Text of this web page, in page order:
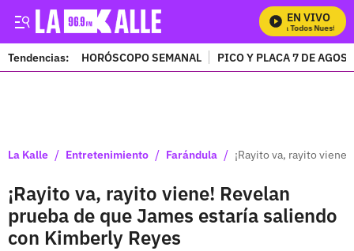
EN VIVO
Mira Todos Nuestros
Tendencias: HORÓSCOPO SEMANAL PICO Y PLACA 7 DE
La Kalle / Entretenimiento / Farándula / ¡Rayito va, rayito
¡Rayito va, rayito viene! Revelan
prueba de que James estaría saliendo
con Kimberly Reyes